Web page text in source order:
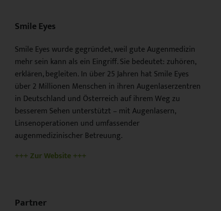
Smile Eyes
Smile Eyes wurde gegründet, weil gute Augenmedizin
mehr sein kann als ein Eingriff. Sie bedeutet: zuhören,
erklären, begleiten.In über 25 Jahren hat Smile Eyes
über 2 Millionen Menschen in ihren Augenlaserzentren
in Deutschland und Österreich auf ihrem Weg zu
besserem Sehen unterstützt – mit Augenlasern,
Linsenoperationen und umfassender
augenmedizinischer Betreuung.
+++ Zur Website +++
Partner